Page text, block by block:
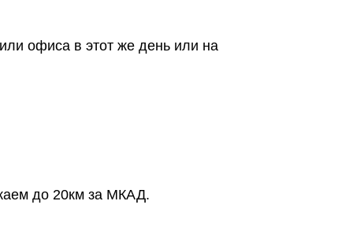
офиса в этот же день или на
до 20км за МКАД.